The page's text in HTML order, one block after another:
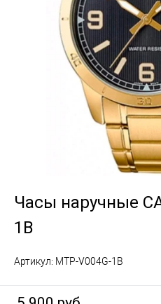
Часы наручные
1B
Артикул: MTP-V004G-1B